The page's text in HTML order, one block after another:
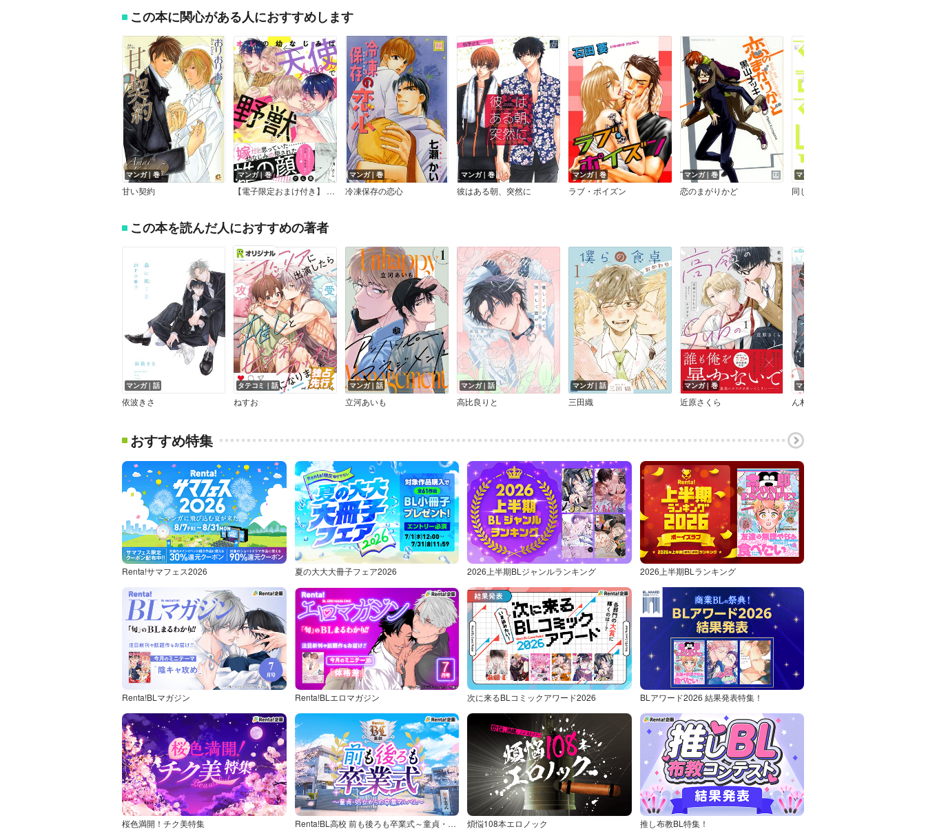
この本に関心がある人におすすめします
マンガ｜巻
甘い契約
マンガ｜巻
【電子限定おまけ付き】 オレの幼なじみは天使で野獣
マンガ｜巻
冷凍保存の恋心
マンガ｜巻
彼はある朝、突然に
マンガ｜巻
ラブ・ポイズン
マンガ｜巻
恋のまがりかど
マンガ｜巻
同じかけらでできている
この本を読んだ人におすすめの著者
マンガ｜話
依波きさ
タテコミ｜話
ねすお
マンガ｜話
立河あいも
マンガ｜話
高比良りと
マンガ｜話
三田織
マンガ｜巻
近原さくら
マンガ｜巻
ん村
おすすめ特集
Renta!サマフェス2026 夏の大大大冊子フェア2026 2026上半期BLジャンルランキング 2026上半期BLランキング
Renta!BLマガジン Renta!BLエロマガジン 次に来るBLコミックアワード2026 BLアワード2026 結果発表特集！
桜色満開！チク美特集 Renta!BL高校 前も後ろも卒業式～童貞・処女からの卒業アルバム～ 煩悩108本エロノック 推し布教BL特集！